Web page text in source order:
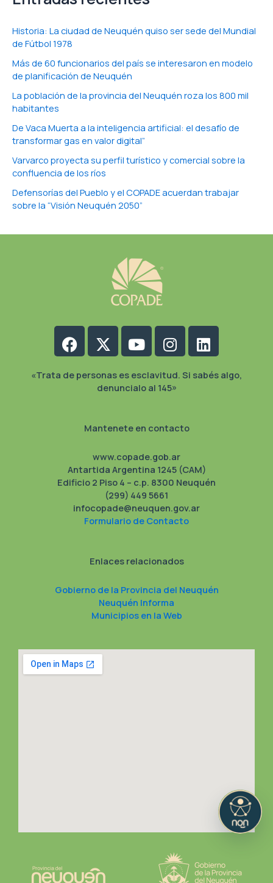
Historia: La ciudad de Neuquén quiso ser sede del Mundial
de Fútbol 1978
Más de 60 funcionarios del país se interesaron en modelo
de planificación de Neuquén
La población de la provincia del Neuquén roza los 800 mil
habitantes
De Vaca Muerta a la inteligencia artificial: el desafío de
transformar gas en valor digital”
Varvarco proyecta su perfil turístico y comercial sobre la
confluencia de los ríos
Defensorías del Pueblo y el COPADE acuerdan trabajar
sobre la “Visión Neuquén 2050”
Facebook
X-
twitter
YoutubeInstagram
Linkedin
«Trata de personas es esclavitud. Si sabés algo,
denuncialo al 145»
Mantenete en contacto
www.copade.gob.ar
Antartida Argentina 1245 (CAM)
Edificio 2 Piso 4 – c.p. 8300 Neuquén
(299) 449 5661
infocopade@neuquen.gov.ar
Formulario de Contacto
Enlaces relacionados
Gobierno de la Provincia del Neuquén
Neuquén Informa
Municipios en la Web